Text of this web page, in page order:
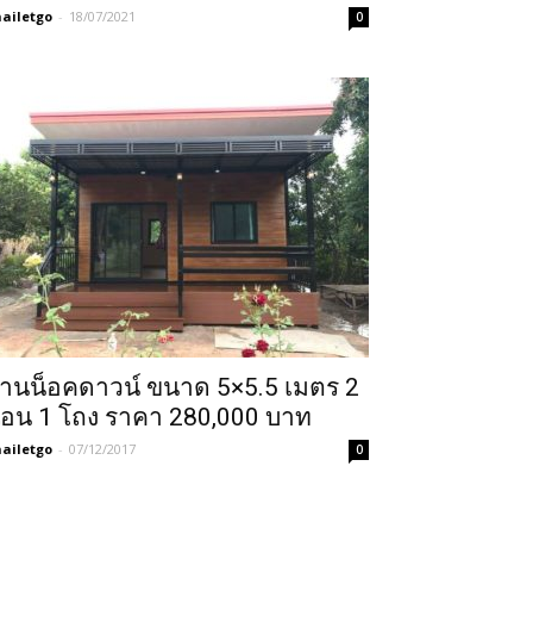
- 18/07/2021 0
นน็อคดาวน์ ขนาด 5×5.5 เมตร 2
น 1 โถง ราคา 280,000 บาท
- 07/12/2017 0